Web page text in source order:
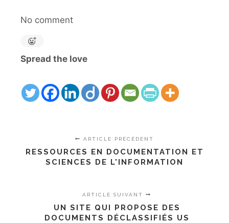
No comment
Spread the love
ARTICLE PRÉCÉDENT
RESSOURCES EN DOCUMENTATION ET
SCIENCES DE L'INFORMATION
ARTICLE SUIVANT
UN SITE QUI PROPOSE DES
DOCUMENTS DÉCLASSIFIÉS US